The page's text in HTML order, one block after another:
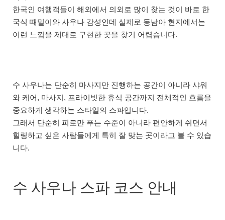
한국인 여행객들이 해외에서 의외로 많이 찾는 것이 바로 한
국식 때밀이와 사우나 감성인데 실제로 동남아 현지에서는
이런 느낌을 제대로 구현한 곳을 찾기 어렵습니다.
수 사우나는 단순히 마사지만 진행하는 공간이 아니라 샤워
와 케어, 마사지, 프라이빗한 휴식 공간까지 전체적인 흐름을
중요하게 생각하는 스타일의 스파입니다.
그래서 단순히 피로만 푸는 수준이 아니라 편안하게 쉬면서
힐링하고 싶은 사람들에게 특히 잘 맞는 곳이라고 볼 수 있습
니다.
수 사우나 스파 코스 안내